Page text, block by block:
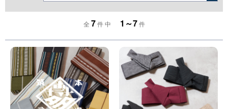
全 7 件 中 1～7 件